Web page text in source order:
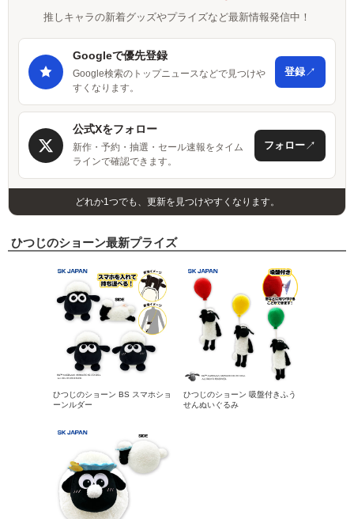
推しキャラの新着グッズやプライズなど最新情報発信中！
Googleで優先登録
Google検索のトップニュースなどで見つけや
すくなります。
登録↗
公式Xをフォロー
新作・予約・抽選・セール速報をタイム
ラインで確認できます。
フォロー↗
どれか1つでも、更新を見つけやすくなります。
ひつじのショーン最新プライズ
ひつじのショーン BS スマホショ
ーンルダー
ひつじのショーン 吸盤付きふう
せんぬいぐるみ